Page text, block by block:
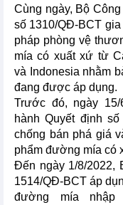
Cùng ngày, Bộ
số 1310/QĐ-BCT
pháp phòng vệ
mía có xuất xứ từ
và Indonesia nhằm
đang được áp dụng.
Trước đó, ngày
hành Quyết định
chống bán phá giá
phẩm đường mía có
Đến ngày 1/8/2022,
1514/QĐ-BCT áp
đường mía nhập